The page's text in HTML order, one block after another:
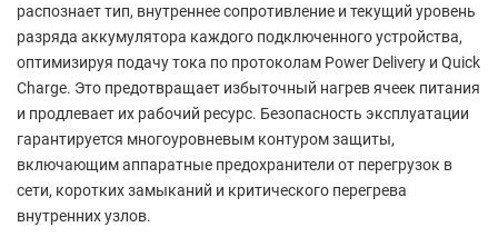
распознает тип, внутреннее сопротивление и текущий уровень
разряда аккумулятора каждого подключенного устройства,
оптимизируя подачу тока по протоколам Power Delivery и Quick
Charge. Это предотвращает избыточный нагрев ячеек питания
и продлевает их рабочий ресурс. Безопасность эксплуатации
гарантируется многоуровневым контуром защиты,
включающим аппаратные предохранители от перегрузок в
сети, коротких замыканий и критического перегрева
внутренних узлов.